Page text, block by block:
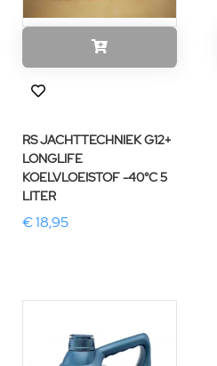
RS JACHTTECHNIEK G12+
LONGLIFE
KOELVLOEISTOF -40°C 5
LITER
€ 18,95